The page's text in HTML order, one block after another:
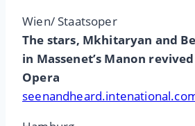
Wien/ Staatsoper
The stars, Mkhitaryan and
in Massenet’s Manon
Opera